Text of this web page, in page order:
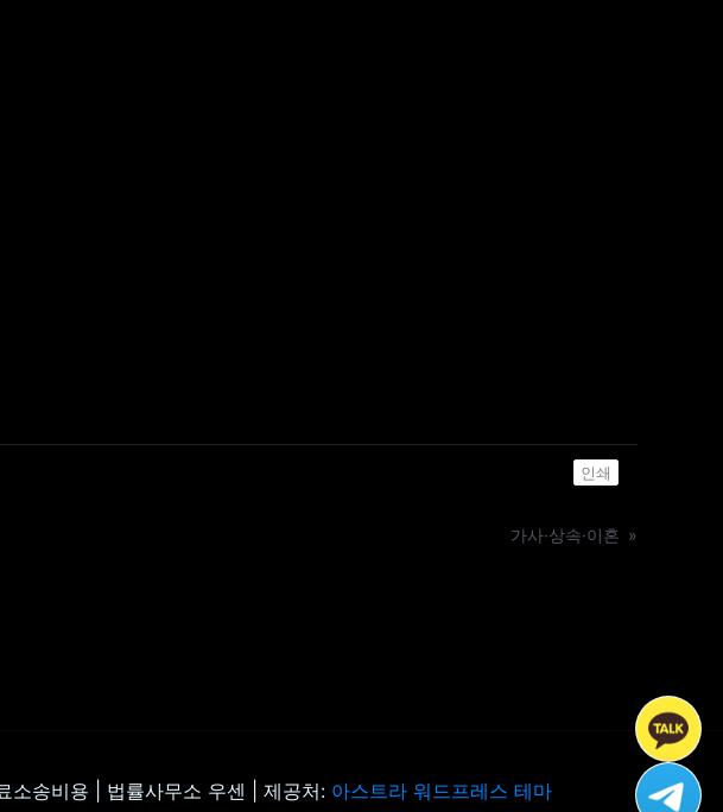
인쇄
가사·상속·이혼 »
소송비용 | 법률사무소 우센 | 제공처: 아스트라 워드프레스 테마